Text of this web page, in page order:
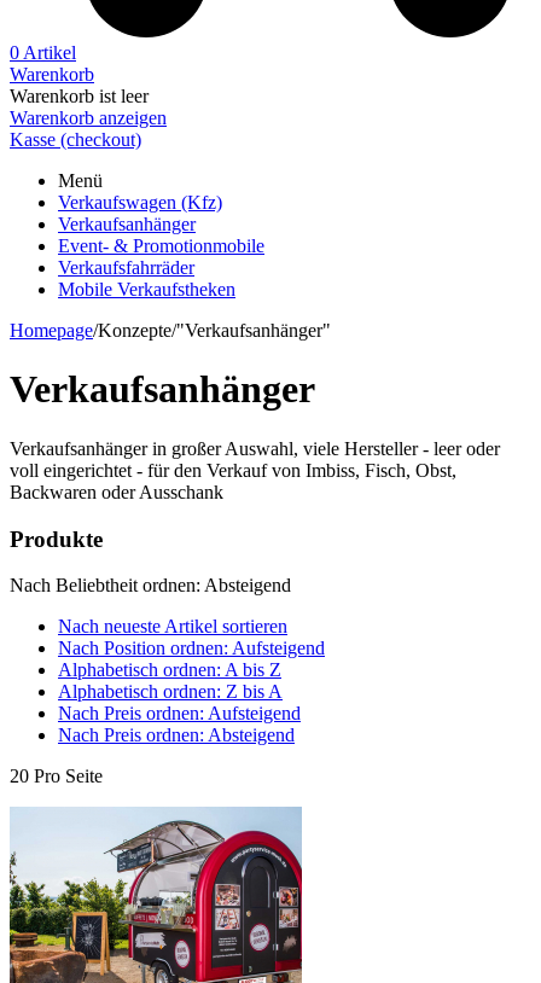
0 Artikel
Warenkorb
Warenkorb ist leer
Warenkorb anzeigen
Kasse (checkout)
Menü
Verkaufswagen (Kfz)
Verkaufsanhänger
Event- & Promotionmobile
Verkaufsfahrräder
Mobile Verkaufstheken
Homepage/Konzepte/"Verkaufsanhänger"
Verkaufsanhänger
Verkaufsanhänger in großer Auswahl, viele Hersteller - leer oder
voll eingerichtet - für den Verkauf von Imbiss, Fisch, Obst,
Backwaren oder Ausschank
Produkte
Nach Beliebtheit ordnen: Absteigend
Nach neueste Artikel sortieren
Nach Position ordnen: Aufsteigend
Alphabetisch ordnen: A bis Z
Alphabetisch ordnen: Z bis A
Nach Preis ordnen: Aufsteigend
Nach Preis ordnen: Absteigend
20 Pro Seite